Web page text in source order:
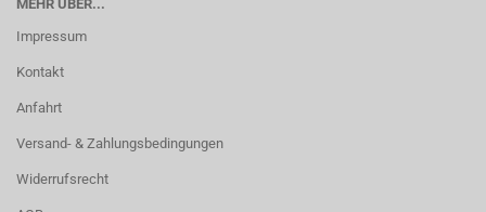
MEHR ÜBER...
Impressum
Kontakt
Anfahrt
Versand- & Zahlungsbedingungen
Widerrufsrecht